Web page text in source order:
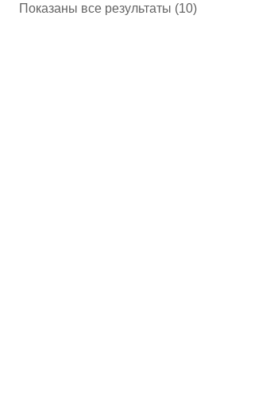
Показаны все результаты (10)